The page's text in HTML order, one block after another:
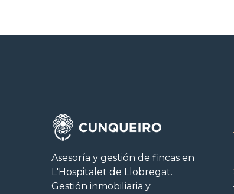
Asesoría y gestión de fincas en
L'Hospitalet de Llobregat.
Gestión inmobiliaria y